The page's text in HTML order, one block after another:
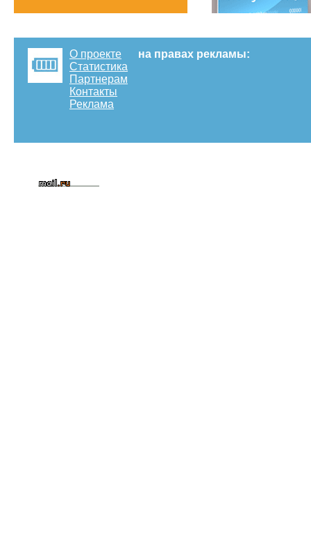
О проекте
Статистика
Партнерам
Контакты
Реклама
на правах рекламы: